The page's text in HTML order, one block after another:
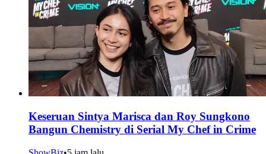
Keseruan Sintya Marisca dan Roy Sungkono
Bangun Chemistry di Serial My Chef in Crime